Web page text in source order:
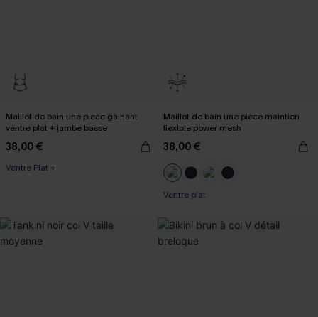
Maillot de bain une pièce gainant
ventre plat + jambe basse
38,00 €
Ventre Plat +
Maillot de bain une pièce maintien
flexible power mesh
38,00 €
Ventre plat